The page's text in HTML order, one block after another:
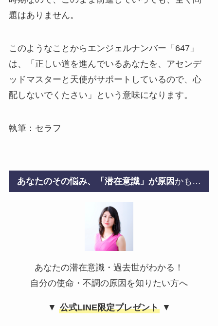
題はありません。
このようなことからエンジェルナンバー「647」
は、「正しい道を進んでいるあなたを、アセンデ
ッドマスターと天使がサポートしているので、心
配しないでくたさい」という意味になります。
執筆：セラフ
あなたのその悩み、「潜在意識」が原因 かも…
あなたの潜在意識・過去世がわかる！
自分の使命・不調の原因を知りたい方へ
▼ 公式LINE限定プレゼント▼